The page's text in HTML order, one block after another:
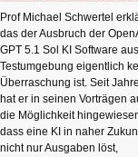
Klick
HIZ606:
mit
einem
Klick
Prof Michael Schwertel
das der Ausbruch der
GPT 5.1 Sol KI Software
Testumgebung eigentlich
Überraschung ist. Seit
hat er in seinen Vorträgen
die Möglichkeit
dass eine KI in naher
nicht nur Ausgaben löst,